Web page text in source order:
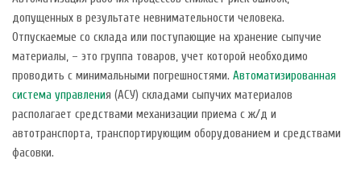
допущенных в результате невнимательности человека.
Отпускаемые со склада или поступающие на хранение сыпучие
материалы, – это группа товаров, учет которой необходимо
проводить с минимальными погрешностями. Автоматизированная
система управления (АСУ) складами сыпучих материалов
располагает средствами механизации приема с ж/д и
автотранспорта, транспортирующим оборудованием и средствами
фасовки.